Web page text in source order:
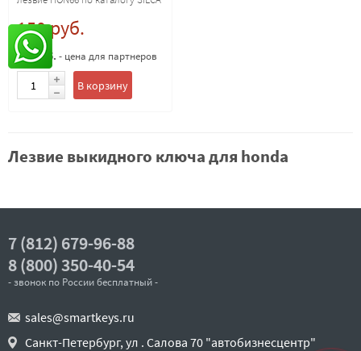
150 руб.
100 руб. - цена для партнеров
В корзину
Лезвие выкидного ключа для honda
7 (812) 679-96-88
8 (800) 350-40-54
- звонок по России бесплатный -
sales@smartkeys.ru
Санкт-Петербург, ул . Салова 70 "автобизнесцентр"